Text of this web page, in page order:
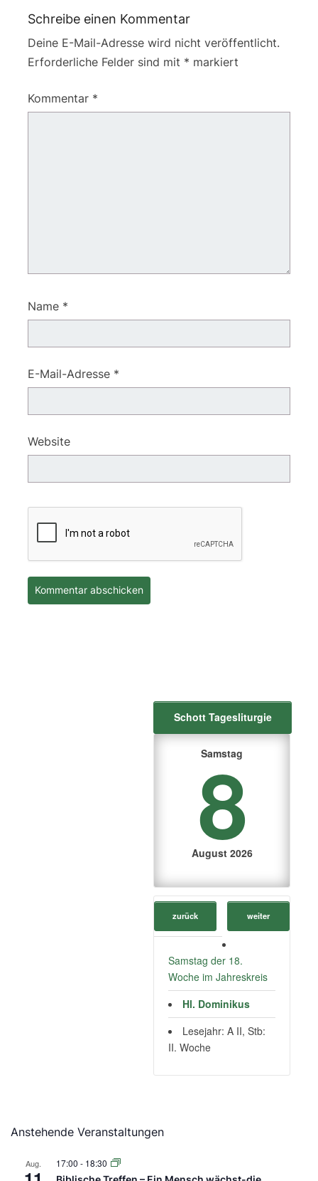
Schreibe einen Kommentar
Deine E-Mail-Adresse wird nicht veröffentlicht.
Erforderliche Felder sind mit * markiert
Kommentar *
Name *
E-Mail-Adresse *
Website
Schott Tagesliturgie
Samstag
8
August 2026
zurück weiter
Samstag der 18.
Woche im Jahreskreis
Hl. Dominikus
Lesejahr: A II, Stb:
II. Woche
Anstehende Veranstaltungen
Aug. 17:00 - 18:30